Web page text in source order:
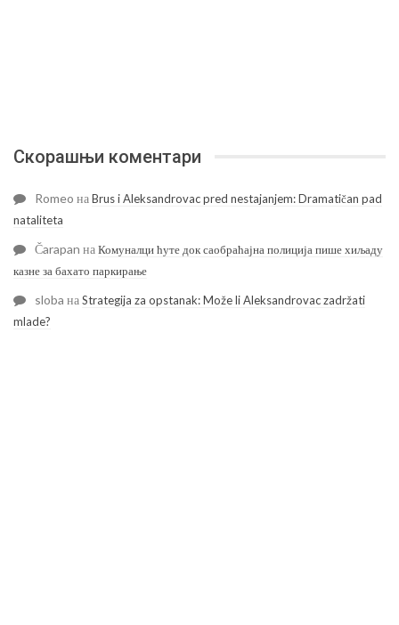
Скорашњи коментари
Romeo наBrus i Aleksandrovac pred nestajanjem: Dramatičan pad
nataliteta
Čarapan наКомуналци ћуте док саобраћајна полиција пише хиљаду
казне за бахато паркирање
sloba наStrategija za opstanak: Može li Aleksandrovac zadržati
mlade?